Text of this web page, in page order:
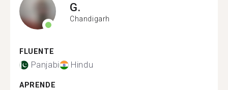
G.
Chandigarh
FLUENTE
Panjabi Hindu
APRENDE